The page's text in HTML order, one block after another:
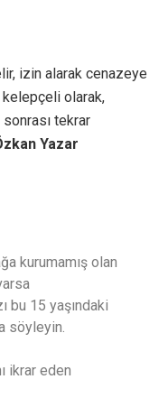
izin alarak cenazeye
kelepçeli olarak,
tekrar
Yazar
kurumamış olan
bu 15 yaşındaki
söyleyin.
ikrar eden